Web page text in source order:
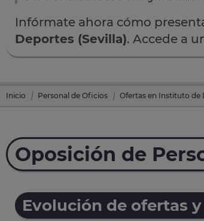
Infórmate ahora cómo
Deportes (Sevilla). Accede a
Inicio Personal de Oficios Ofertas en Instituto de
Oposición de
Evolución de ofertas